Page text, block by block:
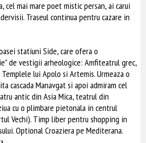
cel mai mare poet mistic persan, ai carui
Traseul continua pentru cazare in
statiuni Side, care ofera o
de vestigii arheologice: Amfiteatrul grec,
lui Apolo si Artemis. Urmeaza o
cascada Manavgat si apoi admiram cel
antic din Asia Mica, teatrul din
cu o plimbare pietonala in centrul
Vechi). Timp liber pentru shopping in
Optional Croaziera pe Mediterana.